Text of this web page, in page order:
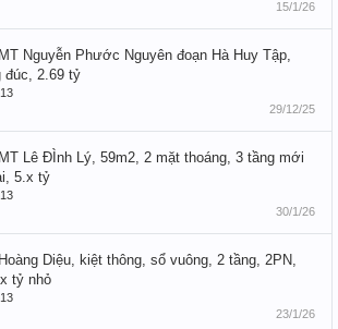
15/1/26
Nguyễn Phước Nguyên đoạn Hà Huy Tập,
đúc, 2.69 tỷ
29/12/25
Lê ĐÌnh Lý, 59m2, 2 mặt thoáng, 3 tầng mới
5.x tỷ
30/1/26
Diệu, kiệt thông, sổ vuông, 2 tầng, 2PN,
tỷ nhỏ
23/1/26